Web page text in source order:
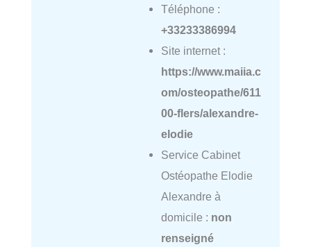
Téléphone :
+33233386994
Site internet :
https://www.maiia.c
om/osteopathe/611
00-flers/alexandre-
elodie
Service Cabinet
Ostéopathe Elodie
Alexandre à
domicile : non
renseigné